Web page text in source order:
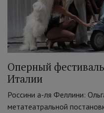
Оперный
Италии
Россини а-ля Феллини:
метатеатральной